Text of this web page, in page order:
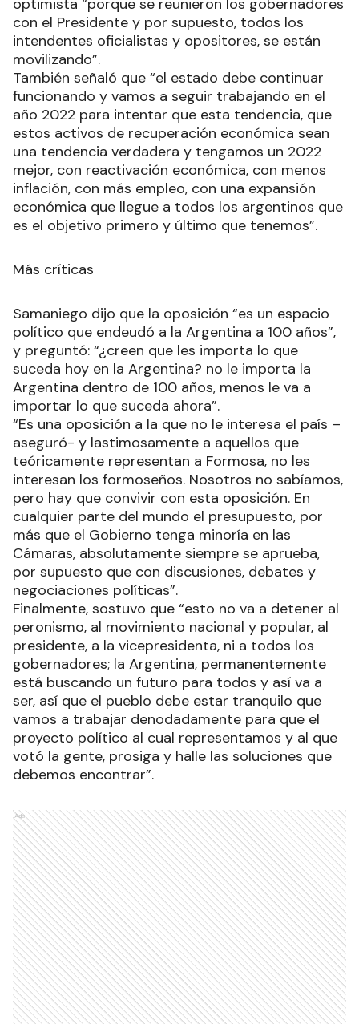
optimista “porque se reunieron los gobernadores
con el Presidente y por supuesto, todos los
intendentes oficialistas y opositores, se están
movilizando”.
También señaló que “el estado debe continuar
funcionando y vamos a seguir trabajando en el
año 2022 para intentar que esta tendencia, que
estos activos de recuperación económica sean
una tendencia verdadera y tengamos un 2022
mejor, con reactivación económica, con menos
inflación, con más empleo, con una expansión
económica que llegue a todos los argentinos que
es el objetivo primero y último que tenemos”.
Más críticas
Samaniego dijo que la oposición “es un espacio
político que endeudó a la Argentina a 100 años”,
y preguntó: “¿creen que les importa lo que
suceda hoy en la Argentina? no le importa la
Argentina dentro de 100 años, menos le va a
importar lo que suceda ahora”.
“Es una oposición a la que no le interesa el país –
aseguró- y lastimosamente a aquellos que
teóricamente representan a Formosa, no les
interesan los formoseños. Nosotros no sabíamos,
pero hay que convivir con esta oposición. En
cualquier parte del mundo el presupuesto, por
más que el Gobierno tenga minoría en las
Cámaras, absolutamente siempre se aprueba,
por supuesto que con discusiones, debates y
negociaciones políticas”.
Finalmente, sostuvo que “esto no va a detener al
peronismo, al movimiento nacional y popular, al
presidente, a la vicepresidenta, ni a todos los
gobernadores; la Argentina, permanentemente
está buscando un futuro para todos y así va a
ser, así que el pueblo debe estar tranquilo que
vamos a trabajar denodadamente para que el
proyecto político al cual representamos y al que
votó la gente, prosiga y halle las soluciones que
debemos encontrar”.
Ads